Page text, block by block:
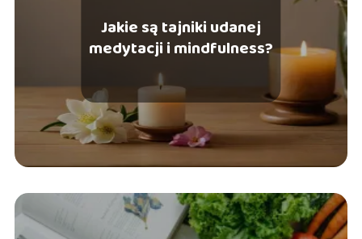
Jakie są tajniki udanej
medytacji i mindfulness?